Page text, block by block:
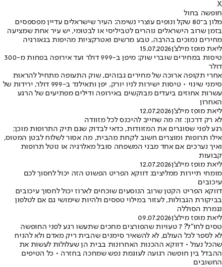
X
חופשה בחול
מלון ב־80 שקל ונופים עוצרי נשימה: העיר שישראלים עדיין מפספסים
בזמן שרוב הישראלים נוהרים לטביליסי או לבטומי, יש עיר אחת שמציעה
מחירים נמוכים בהרבה, טבע מרשים ואטרקציות מהיפות בגאורגיה
ליאת מופז מילצ'ן15.07.2026
טיסות במחירים שוברי שוק: מיפן ב-999 דולר ועד אירופה בפחות מ-300
דולר
אחרי תקופה ארוכה של מחירים גבוהים, שוק התעופה מתחיל להראות
סימני שינוי • טיסות ישירות לניו יורק, יפן ותאילנד ב-999 דולר, ירידות של
עשרות אחוזים ביעדים מבוקשים באירופה ודילים מפתיעים של הרגע
האחרון
ליאת מופז מילצ'ן12.07.2026
לא רק דרכון: זה מה שחייב להיכנס לכל מזוודה
רגע לפני שסוגרים את המזוודות, כדאי לבדוק שגם תיק התרופות מוכן:
אילו תרופות ומוצרים חשוב לקחת מהבית, מה אסור לשלוח לבטן המטוס,
ואיך נערכים אם אחד מבני המשפחה סובל מאלרגיה או נוטל תרופות
קבועות
ליאת מופז מילצ'ן12.07.2026
מומחי תיירות ממליצים: דווקא הפריט הפשוט הזה יכול לחסוך לכם
עיכובים
דווקא הפריט הקטן שרוב הנוסעים שוכחים לארוז יכול לחסוך עיכובים
בביקורת הגבולות, לעזור במילוי טפסים ולהיות שימושי גם אם לטלפון
נגמרת הסוללה
ליאת מופז מילצ'ן09.07.2026
טסים לחו"ל? 7 טעויות שהפורצים מחכים שתעשו רגע לפני החופשה
לא לספר לכל העולם, לא להשאיר סימנים שהבית ריק מאדם ולא להניח
שהכל נעול • דווקא ההכנות האחרונות בבית הן שעלולות לעשות את
ההבדל בין חופשה רגועה לעוגמת נפש שמחכה בחזרה • כל הטיפים
החשובים